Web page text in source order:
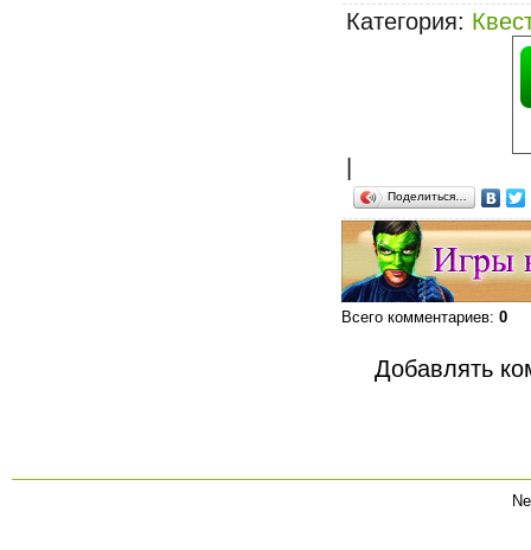
Категория:
Поделиться…
Всего комментариев: 0
Добавлять